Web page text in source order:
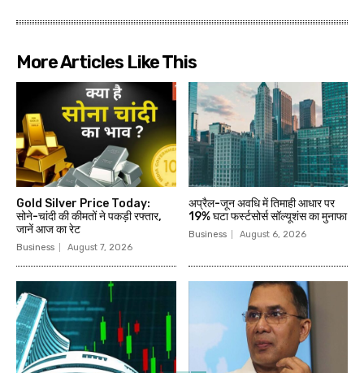
More Articles Like This
Gold Silver Price Today:
सोने-चांदी की कीमतों ने पकड़ी रफ्तार,
जानें आज का रेट
Business August 7, 2026
अप्रैल-जून अवधि में तिमाही आधार पर
19% घटा फर्स्टसोर्स सॉल्यूशंस का मुनाफा
Business August 6, 2026